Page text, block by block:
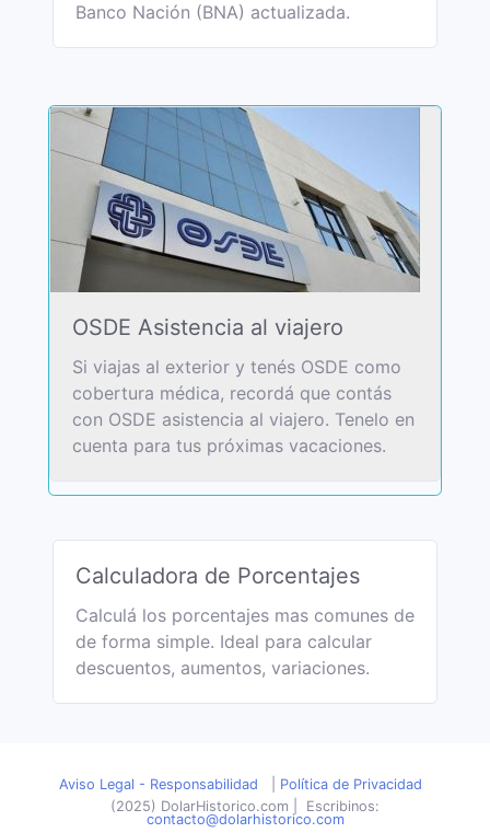
Banco Nación (BNA) actualizada.
OSDE Asistencia al viajero
Si viajas al exterior y tenés OSDE como
cobertura médica, recordá que contás
con OSDE asistencia al viajero. Tenelo en
cuenta para tus próximas vacaciones.
Calculadora de Porcentajes
Calculá los porcentajes mas comunes de
de forma simple. Ideal para calcular
descuentos, aumentos, variaciones.
Aviso Legal - Responsabilidad
Política de Privacidad
(2025) DolarHistorico.com
Escribinos:
contacto@dolarhistorico.com